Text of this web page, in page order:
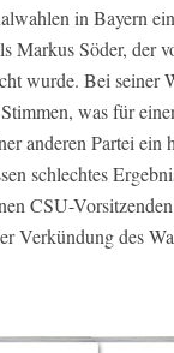
in Bayern
Markus Söder, der
wurde. Bei seiner
was für
anderen Partei ein
schlechtes
CSU-
Verkündung des